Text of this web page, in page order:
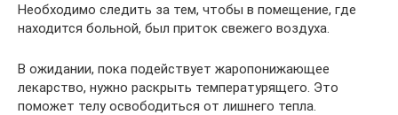
Необходимо следить за тем, чтобы в помещение, где
находится больной, был приток свежего воздуха.
В ожидании, пока подействует жаропонижающее
лекарство, нужно раскрыть температурящего. Это
поможет телу освободиться от лишнего тепла.